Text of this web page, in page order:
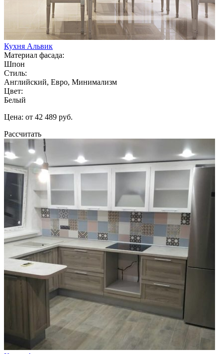
Кухня Альвик
Материал фасада:
Шпон
Стиль:
Английский, Евро, Минимализм
Цвет:
Белый
Цена: от 42 489 руб.
Рассчитать